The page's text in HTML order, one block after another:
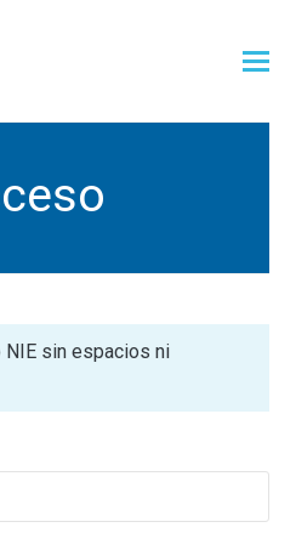
NIE sin espacios ni